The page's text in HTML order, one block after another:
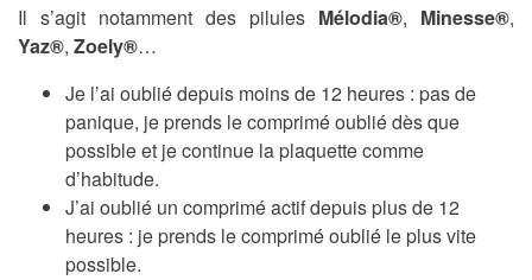
Il s’agit notamment des pilules Mélodia®, Minesse®,
Yaz®, Zoely®…
Je l’ai oublié depuis moins de 12 heures : pas de
panique, je prends le comprimé oublié dès que
possible et je continue la plaquette comme
d’habitude.
J’ai oublié un comprimé actif depuis plus de 12
heures : je prends le comprimé oublié le plus vite
possible.